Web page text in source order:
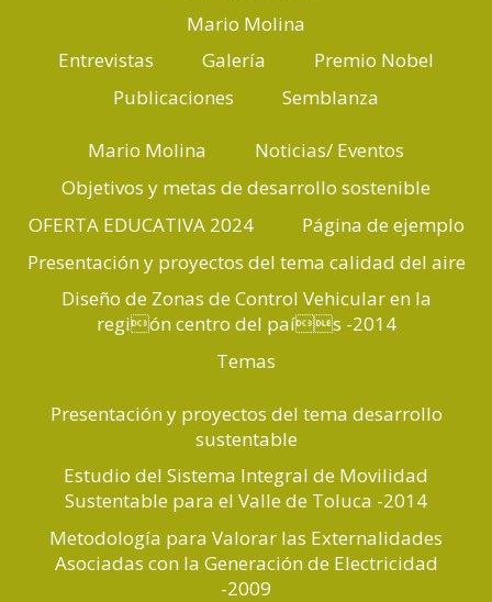
Mario Molina
Entrevistas
Galería
Premio Nobel
Publicaciones
Semblanza
Mario Molina
Noticias/ Eventos
Objetivos y metas de desarrollo sostenible
OFERTA EDUCATIVA 2024
Página de ejemplo
Presentación y proyectos del tema calidad del aire
Diseño de Zonas de Control Vehicular en la
región centro del país -2014
Temas
Presentación y proyectos del tema desarrollo
sustentable
Estudio del Sistema Integral de Movilidad
Sustentable para el Valle de Toluca -2014
Metodología para Valorar las Externalidades
Asociadas con la Generación de Electricidad
-2009